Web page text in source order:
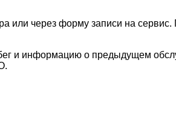
или через форму записи на
и информацию о предыдущем